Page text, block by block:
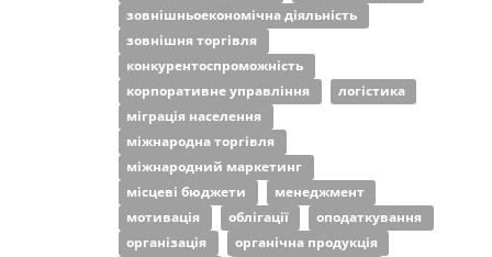
зовнішньоекономічна діяльність
зовнішня торгівля
конкурентоспроможність
корпоративне управління
логістика
міграція населення
міжнародна торгівля
міжнародний маркетинг
місцеві бюджети
менеджмент
мотивація
облігації
оподаткування
організація
органічна продукція